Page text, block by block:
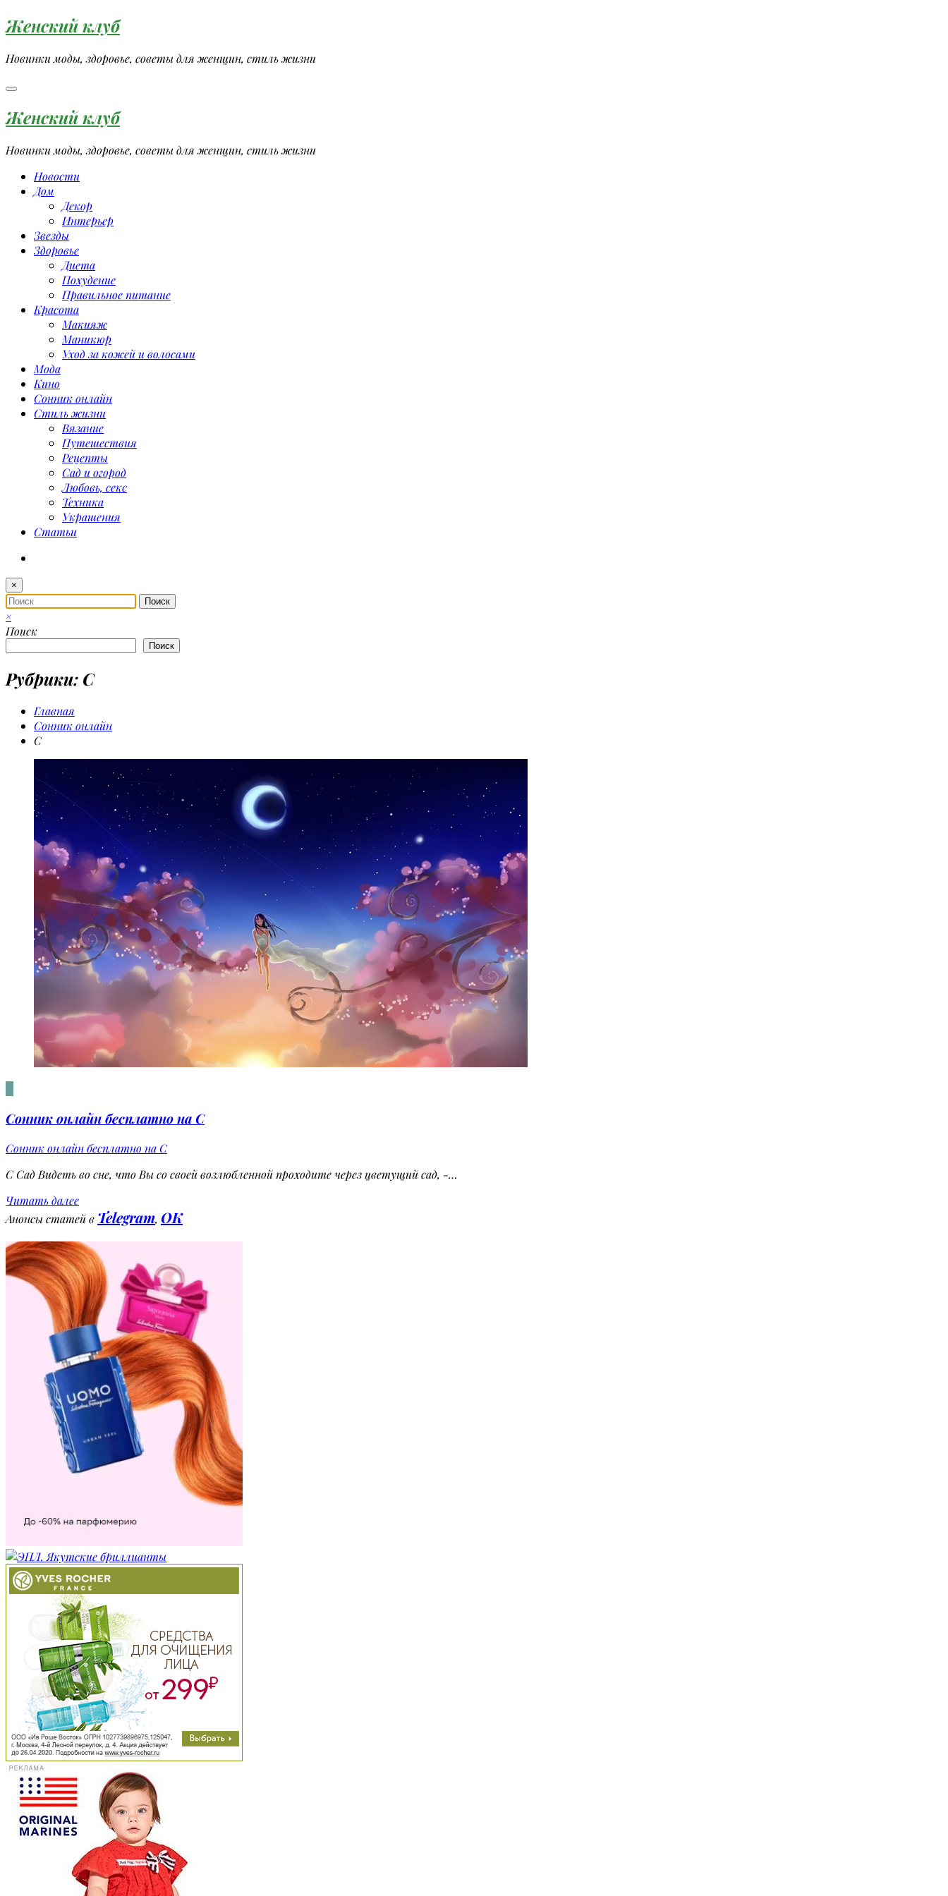
Перейти
к
содержимому
Женский клуб
Новинки моды, здоровье, советы для женщин, стиль жизни
Женский клуб
Новинки моды, здоровье, советы для женщин, стиль жизни
Новости
Дом
Декор
Интерьер
Звезды
Здоровье
Диета
Похудение
Правильное питание
Красота
Макияж
Маникюр
Уход за кожей и волосами
Мода
Кино
Сонник онлайн
Стиль жизни
Вязание
Путешествия
Рецепты
Сад и огород
Любовь, секс
Техника
Украшения
Статьи
×
×
Поиск
Поиск
Рубрики: С
Главная
Сонник онлайн
С
Сонник онлайн бесплатно на С
Сонник онлайн бесплатно на С
С Сад Видеть во сне, что Вы со своей возлюбленной проходите через цветущий сад, -…
Читать далее
Анонсы статей в Telegram, OK